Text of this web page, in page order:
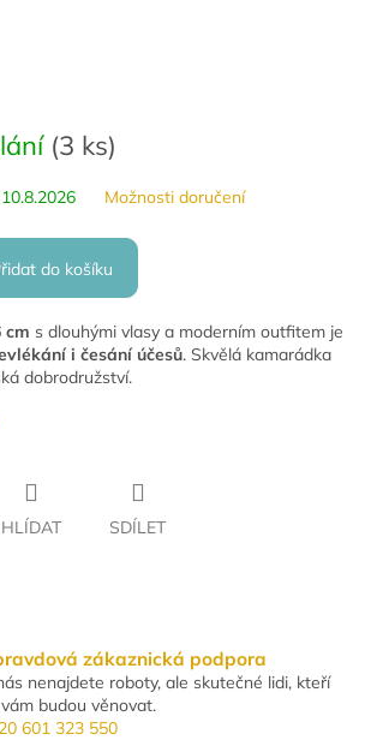
(3 ks)
10.8.2026 Možnosti doručení
do košíku
cm s dlouhými vlasy a moderním outfitem je
i česání účesů. Skvělá kamarádka
dobrodružství.
HLÍDAT SDÍLET
zákaznická podpora
nenajdete roboty, ale skutečné lidi, kteří
budou věnovat.
601 323 550